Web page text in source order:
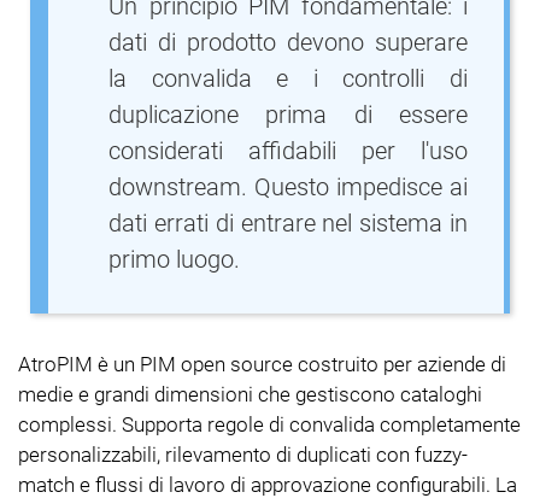
dati di prodotto devono superare
la convalida e i controlli di
duplicazione prima di essere
considerati affidabili per l'uso
downstream. Questo impedisce ai
dati errati di entrare nel sistema in
primo luogo.
AtroPIM è un PIM open source costruito per aziende di
medie e grandi dimensioni che gestiscono cataloghi
complessi. Supporta regole di convalida completamente
personalizzabili, rilevamento di duplicati con fuzzy-
match e flussi di lavoro di approvazione configurabili. La